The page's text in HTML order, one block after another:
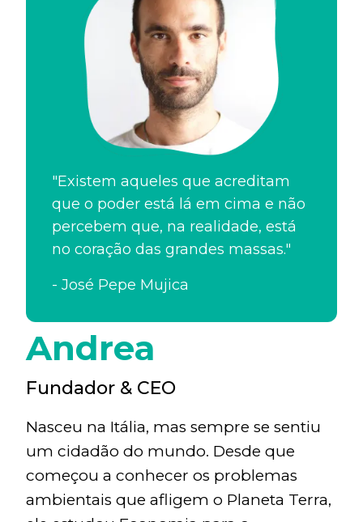
"Existem aqueles que acreditam
que o poder está lá em cima e não
percebem que, na realidade, está
no coração das grandes massas."
- José Pepe Mujica
Andrea
Fundador & CEO
Nasceu na Itália, mas sempre se sentiu
um cidadão do mundo. Desde que
começou a conhecer os problemas
ambientais que afligem o Planeta Terra,